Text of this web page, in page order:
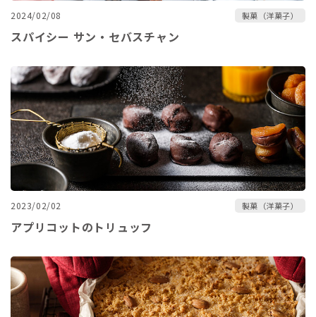
2024/02/08 製菓（洋菓子）
スパイシー サン・セバスチャン
2023/02/02 製菓（洋菓子）
アプリコットのトリュッフ